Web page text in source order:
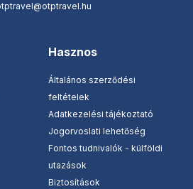
Hasznos
Általános szerződési
feltételek
Adatkezelési tájékoztató
Jogorvoslati lehetőség
Fontos tudnivalók - külföldi
utazások
Biztosítások